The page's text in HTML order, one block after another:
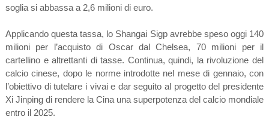
soglia si abbassa a 2,6 milioni di euro.
Applicando questa tassa, lo Shangai Sigp avrebbe speso oggi 140
milioni per l’acquisto di Oscar dal Chelsea, 70 milioni per il
cartellino e altrettanti di tasse. Continua, quindi, la rivoluzione del
calcio cinese, dopo le norme introdotte nel mese di gennaio, con
l’obiettivo di tutelare i vivai e dar seguito al progetto del presidente
Xi Jinping di rendere la Cina una superpotenza del calcio mondiale
entro il 2025.